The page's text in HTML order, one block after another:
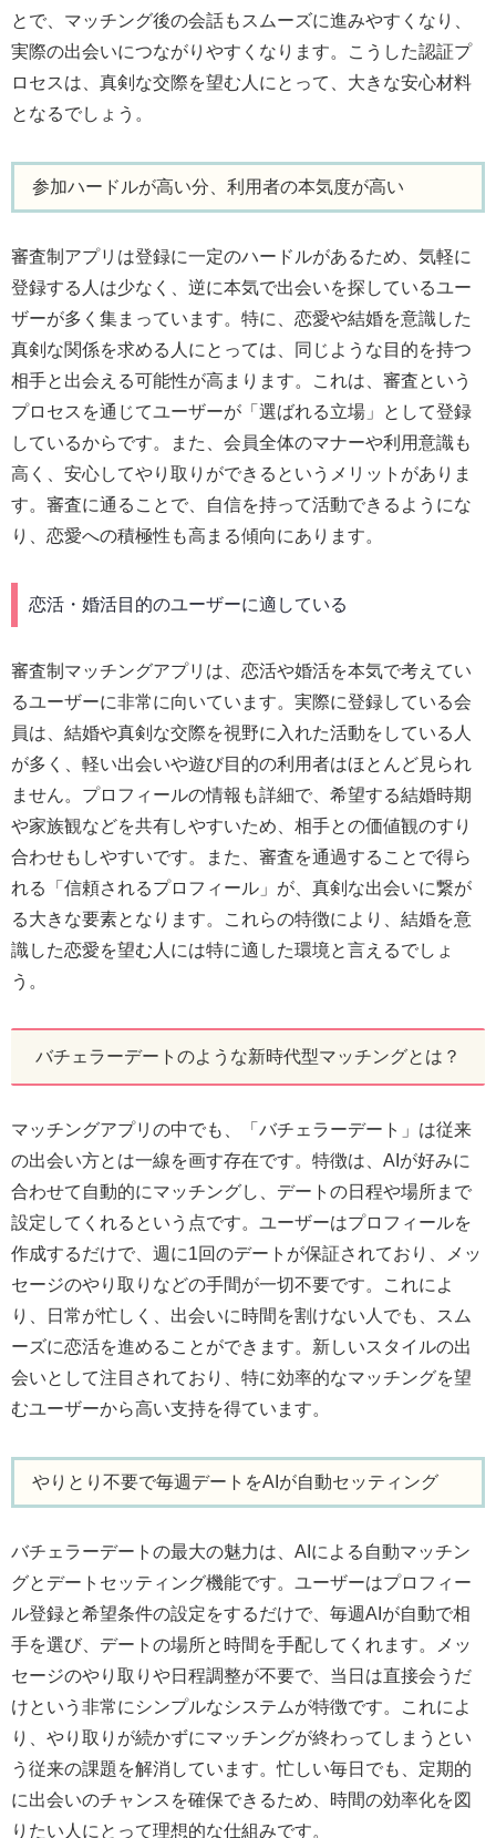
とで、マッチング後の会話もスムーズに進みやすくなり、
実際の出会いにつながりやすくなります。こうした認証プ
ロセスは、真剣な交際を望む人にとって、大きな安心材料
となるでしょう。
参加ハードルが高い分、利用者の本気度が高い
審査制アプリは登録に一定のハードルがあるため、気軽に
登録する人は少なく、逆に本気で出会いを探しているユー
ザーが多く集まっています。特に、恋愛や結婚を意識した
真剣な関係を求める人にとっては、同じような目的を持つ
相手と出会える可能性が高まります。これは、審査という
プロセスを通じてユーザーが「選ばれる立場」として登録
しているからです。また、会員全体のマナーや利用意識も
高く、安心してやり取りができるというメリットがありま
す。審査に通ることで、自信を持って活動できるようにな
り、恋愛への積極性も高まる傾向にあります。
恋活・婚活目的のユーザーに適している
審査制マッチングアプリは、恋活や婚活を本気で考えてい
るユーザーに非常に向いています。実際に登録している会
員は、結婚や真剣な交際を視野に入れた活動をしている人
が多く、軽い出会いや遊び目的の利用者はほとんど見られ
ません。プロフィールの情報も詳細で、希望する結婚時期
や家族観などを共有しやすいため、相手との価値観のすり
合わせもしやすいです。また、審査を通過することで得ら
れる「信頼されるプロフィール」が、真剣な出会いに繋が
る大きな要素となります。これらの特徴により、結婚を意
識した恋愛を望む人には特に適した環境と言えるでしょ
う。
バチェラーデートのような新時代型マッチングとは？
マッチングアプリの中でも、「バチェラーデート」は従来
の出会い方とは一線を画す存在です。特徴は、AIが好みに
合わせて自動的にマッチングし、デートの日程や場所まで
設定してくれるという点です。ユーザーはプロフィールを
作成するだけで、週に1回のデートが保証されており、メッ
セージのやり取りなどの手間が一切不要です。これによ
り、日常が忙しく、出会いに時間を割けない人でも、スム
ーズに恋活を進めることができます。新しいスタイルの出
会いとして注目されており、特に効率的なマッチングを望
むユーザーから高い支持を得ています。
やりとり不要で毎週デートをAIが自動セッティング
バチェラーデートの最大の魅力は、AIによる自動マッチン
グとデートセッティング機能です。ユーザーはプロフィー
ル登録と希望条件の設定をするだけで、毎週AIが自動で相
手を選び、デートの場所と時間を手配してくれます。メッ
セージのやり取りや日程調整が不要で、当日は直接会うだ
けという非常にシンプルなシステムが特徴です。これによ
り、やり取りが続かずにマッチングが終わってしまうとい
う従来の課題を解消しています。忙しい毎日でも、定期的
に出会いのチャンスを確保できるため、時間の効率化を図
りたい人にとって理想的な仕組みです。